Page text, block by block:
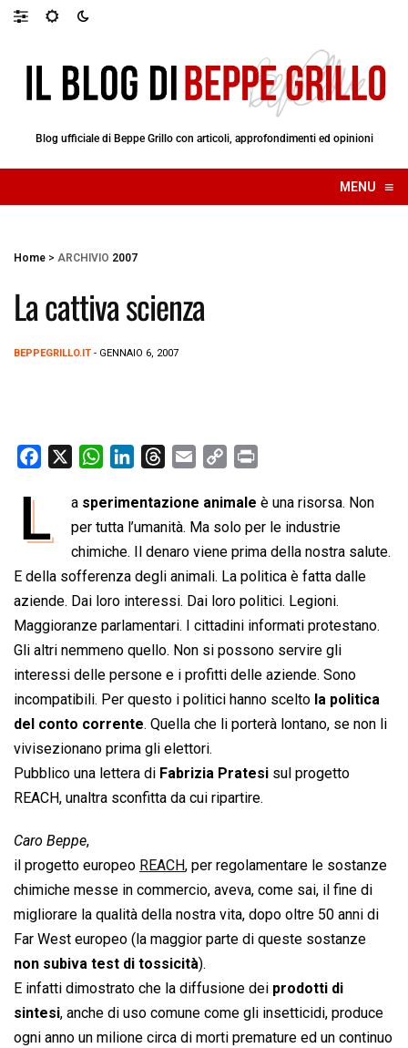
Blog ufficiale di Beppe Grillo con articoli, approfondimenti ed opinioni
MENU ≡
☰
Home > ARCHIVIO 2007
La cattiva scienza
BEPPEGRILLO.IT - GENNAIO 6, 2007
o
o
k
W
a
t
s
A
p
p
n
k
e
d
I
n
r
e
a
d
s
a
i
l
p
y
L
i
n
k
i
n
t
L a sperimentazione animale è una risorsa. Non
per tutta l’umanità. Ma solo per le industrie
chimiche. Il denaro viene prima della nostra salute.
E della sofferenza degli animali. La politica è fatta dalle
aziende. Dai loro interessi. Dai loro politici. Legioni.
Maggioranze parlamentari. I cittadini informati protestano.
Gli altri nemmeno quello. Non si possono servire gli
interessi delle persone e i profitti delle aziende. Sono
incompatibili. Per questo i politici hanno scelto la politica
del conto corrente. Quella che li porterà lontano, se non li
vivisezionano prima gli elettori.
Pubblico una lettera di Fabrizia Pratesi sul progetto
REACH, unaltra sconfitta da cui ripartire.
Caro Beppe,
il progetto europeo REACH, per regolamentare le sostanze
chimiche messe in commercio, aveva, come sai, il fine di
migliorare la qualità della nostra vita, dopo oltre 50 anni di
Far West europeo (la maggior parte di queste sostanze
non subiva test di tossicità).
E infatti dimostrato che la diffusione dei prodotti di
sintesi, anche di uso comune come gli insetticidi, produce
ogni anno un milione circa di morti premature ed un continuo